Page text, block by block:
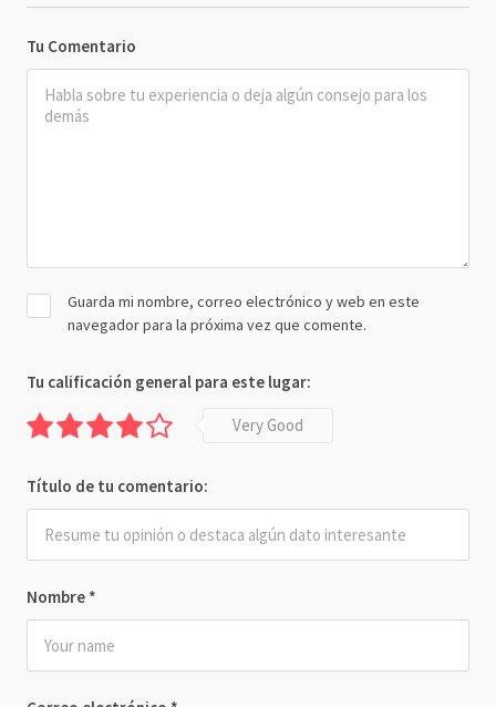
Tu Comentario
Nombre *
Guarda mi nombre, correo electrónico y web en este
navegador para la próxima vez que comente.
Tu calificación general para este lugar:
Very Good
Título de tu comentario: